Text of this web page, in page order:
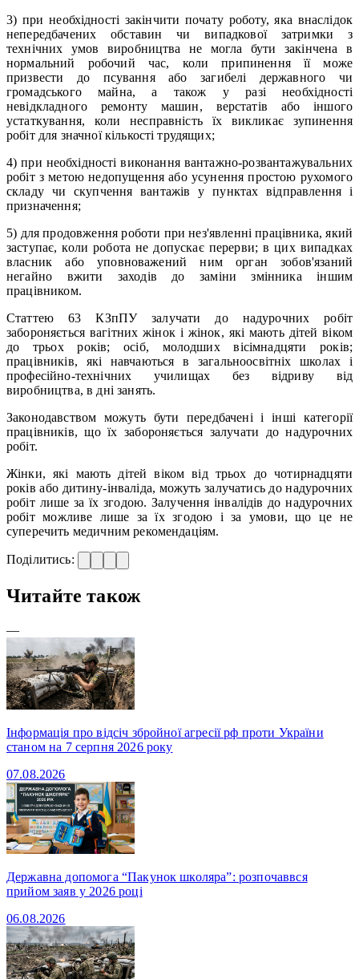
3) при необхідності закінчити почату роботу, яка внаслідок
непередбачених обставин чи випадкової затримки з
технічних умов виробництва не могла бути закінчена в
нормальний робочий час, коли припинення її може
призвести до псування або загибелі державного чи
громадського майна, а також у разі необхідності
невідкладного ремонту машин, верстатів або іншого
устаткування, коли несправність їх викликає зупинення
робіт для значної кількості трудящих;
4) при необхідності виконання вантажно-розвантажувальних
робіт з метою недопущення або усунення простою рухомого
складу чи скупчення вантажів у пунктах відправлення і
призначення;
5) для продовження роботи при нез'явленні працівника, який
заступає, коли робота не допускає перерви; в цих випадках
власник або уповноважений ним орган зобов'язаний
негайно вжити заходів до заміни змінника іншим
працівником.
Статтею 63 КЗпПУ залучати до надурочних робіт
забороняється вагітних жінок і жінок, які мають дітей віком
до трьох років; осіб, молодших вісімнадцяти років;
працівників, які навчаються в загальноосвітніх школах і
професійно-технічних училищах без відриву від
виробництва, в дні занять.
Законодавством можуть бути передбачені і інші категорії
працівників, що їх забороняється залучати до надурочних
робіт.
Жінки, які мають дітей віком від трьох до чотирнадцяти
років або дитину-інваліда, можуть залучатись до надурочних
робіт лише за їх згодою. Залучення інвалідів до надурочних
робіт можливе лише за їх згодою і за умови, що це не
суперечить медичним рекомендаціям.
Поділитись:
Читайте також
—
Інформація про відсіч збройної агресії рф проти України
станом на 7 серпня 2026 року
07.08.2026
Державна допомога “Пакунок школяра”: розпочаввся
прийом заяв у 2026 році
06.08.2026